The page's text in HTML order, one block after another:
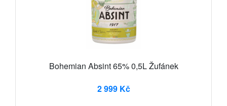
Bohemian Absint 65% 0,5L Žufánek
2 999 Kč